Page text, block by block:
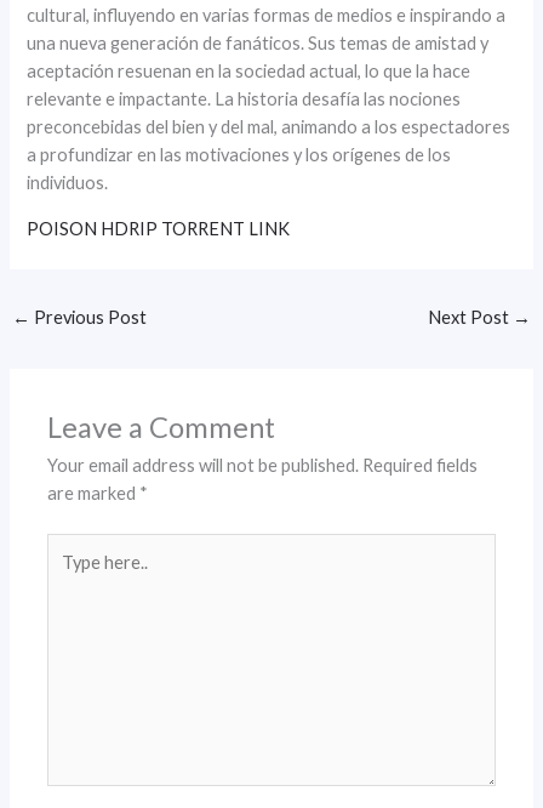
cultural, influyendo en varias formas de medios e inspirando a
una nueva generación de fanáticos. Sus temas de amistad y
aceptación resuenan en la sociedad actual, lo que la hace
relevante e impactante. La historia desafía las nociones
preconcebidas del bien y del mal, animando a los espectadores
a profundizar en las motivaciones y los orígenes de los
individuos.
POISON HDRIP TORRENT LINK
← Previous Post Next Post →
Leave a Comment
Your email address will not be published. Required fields
are marked *
here..